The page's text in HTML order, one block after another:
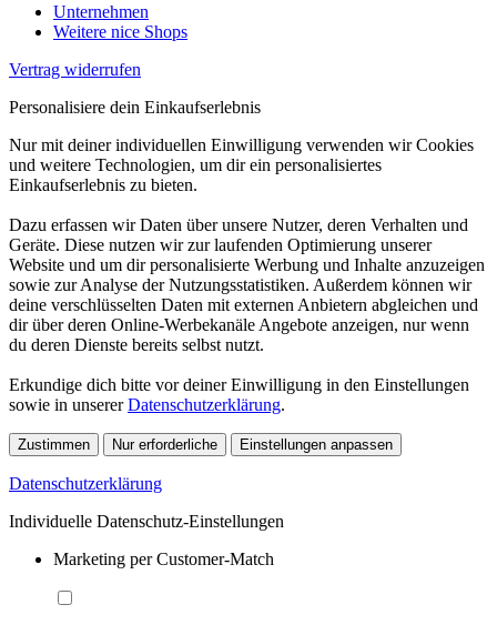
Unternehmen
Weitere nice Shops
Vertrag widerrufen
Personalisiere dein Einkaufserlebnis
Nur mit deiner individuellen Einwilligung verwenden wir Cookies
und weitere Technologien, um dir ein personalisiertes
Einkaufserlebnis zu bieten.
Dazu erfassen wir Daten über unsere Nutzer, deren Verhalten und
Geräte. Diese nutzen wir zur laufenden Optimierung unserer
Website und um dir personalisierte Werbung und Inhalte anzuzeigen
sowie zur Analyse der Nutzungsstatistiken. Außerdem können wir
deine verschlüsselten Daten mit externen Anbietern abgleichen und
dir über deren Online-Werbekanäle Angebote anzeigen, nur wenn
du deren Dienste bereits selbst nutzt.
Erkundige dich bitte vor deiner Einwilligung in den Einstellungen
sowie in unsererDatenschutzerklärung.
Zustimmen Nur erforderliche Einstellungen anpassen
Datenschutzerklärung
Individuelle Datenschutz-Einstellungen
Marketing per Customer-Match